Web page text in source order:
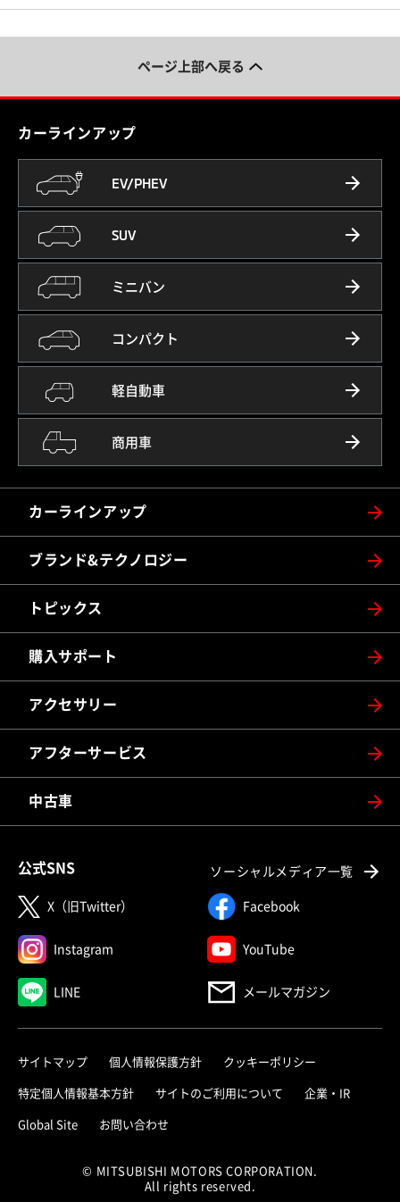
ページ上部へ戻る
カーラインアップ
カーラインアップ
EV/PHEV
SUV
ミニバン
コンパクト
軽自動車
商用車
ブランド&テクノロジー
トピックス
購入サポート
アクセサリー
アフターサービス
中古車
公式SNS ソーシャルメディア一覧
X（旧Twitter） Facebook
Instagram YouTube
LINE メールマガジン
サイトマップ 個人情報保護方針 クッキーポリシー
特定個人情報基本方針 サイトのご利用について 企業・IR
Global Site お問い合わせ
© MITSUBISHI MOTORS CORPORATION.
All rights reserved.